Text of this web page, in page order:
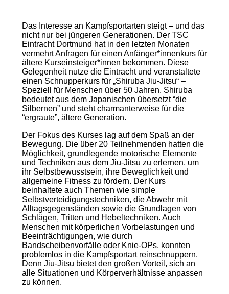
Das Interesse an Kampfsportarten steigt – und das
nicht nur bei jüngeren Generationen. Der TSC
Eintracht Dortmund hat in den letzten Monaten
vermehrt Anfragen für einen Anfänger*innenkurs für
ältere Kurseinsteiger*innen bekommen. Diese
Gelegenheit nutze die Eintracht und veranstaltete
einen Schnupperkurs für „Shiruba Jiu-Jitsu“ –
Speziell für Menschen über 50 Jahren. Shiruba
bedeutet aus dem Japanischen übersetzt “die
Silbernen” und steht charmanterweise für die
“ergraute”, ältere Generation.
Der Fokus des Kurses lag auf dem Spaß an der
Bewegung. Die über 20 Teilnehmenden hatten die
Möglichkeit, grundlegende motorische Elemente
und Techniken aus dem Jiu-Jitsu zu erlernen, um
ihr Selbstbewusstsein, ihre Beweglichkeit und
allgemeine Fitness zu fördern. Der Kurs
beinhaltete auch Themen wie simple
Selbstverteidigungstechniken, die Abwehr mit
Alltagsgegenständen sowie die Grundlagen von
Schlägen, Tritten und Hebeltechniken. Auch
Menschen mit körperlichen Vorbelastungen und
Beeinträchtigungen, wie durch
Bandscheibenvorfälle oder Knie-OPs, konnten
problemlos in die Kampfsportart reinschnuppern.
Denn Jiu-Jitsu bietet den großen Vorteil, sich an
alle Situationen und Körperverhältnisse anpassen
zu können.